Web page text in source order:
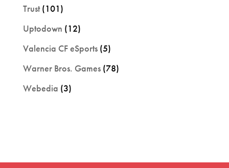
Trust(101)
Uptodown (12)
Valencia CF eSports(5)
Warner Bros. Games(78)
Webedia (3)